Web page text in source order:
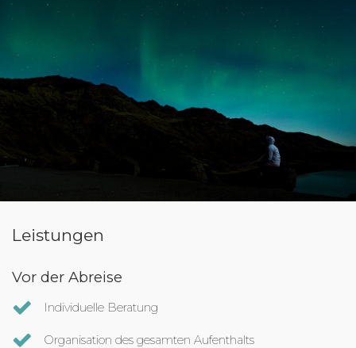
Leistungen
Vor der Abreise
Individuelle Beratung
Organisation des gesamten Aufenthalts